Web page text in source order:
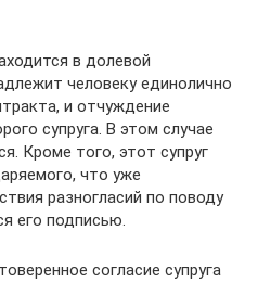
в долевой
человеку единолично
и отчуждение
супруга. В этом случае
Кроме того, этот супруг
что уже
разногласий по поводу
его подписью.
согласие супруга